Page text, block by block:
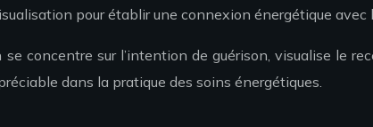
pour établir une connexion énergétique avec
concentre sur l’intention de guérison, visualise le
dans la pratique des soins énergétiques.